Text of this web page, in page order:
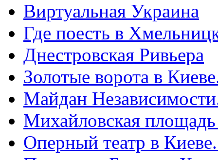
Виртуальная Украина
Где поесть в
Днестровская Ривьера
Золотые ворота в
Майдан
Михайловская
Оперный театр в